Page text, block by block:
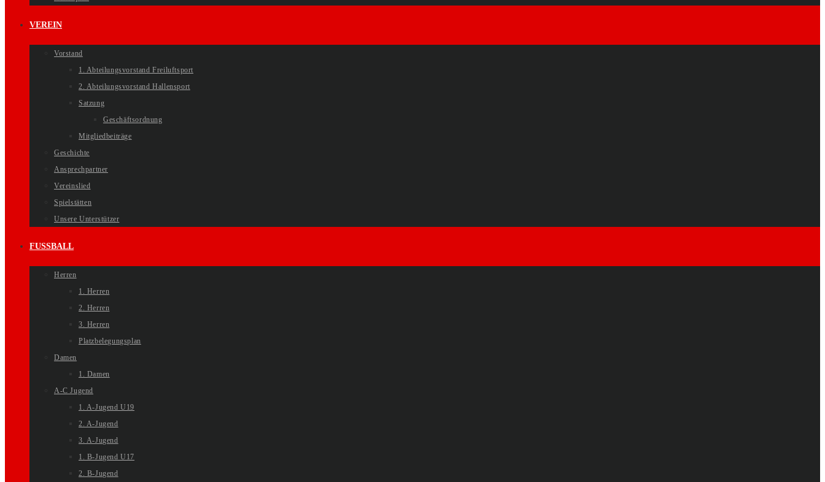
VEREIN
Vorstand
1. Abteilungsvorstand Freiluftsport
2. Abteilungsvorstand Hallensport
Satzung
Geschäftsordnung
Mitgliedbeiträge
Geschichte
Ansprechpartner
Vereinslied
Spielstätten
Unsere Unterstützer
FUSSBALL
Herren
1. Herren
2. Herren
3. Herren
Platzbelegungsplan
Damen
1. Damen
A-C Jugend
1. A-Jugend U19
2. A-Jugend
3. A-Jugend
1. B-Jugend U17
2. B-Jugend